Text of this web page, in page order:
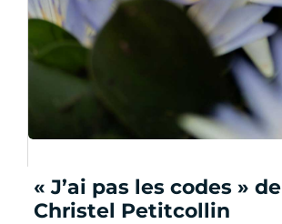
« J’ai pas les codes » de
Christel Petitcollin